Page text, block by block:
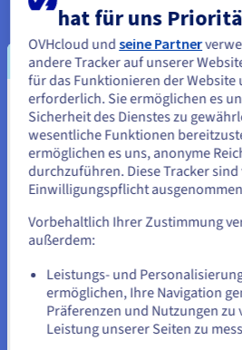
Passender
Nutanix-Umgebung
Für die Verwendung der Nutanix on
das Abonnement eines geeigneten
erforderlich: Business oder
Mit beiden erhalten Sie jederzeit
sieben Tage die Woche und rund um
Störungen (Dringlichkeitsstufe P1)
innerhalb kurzer Zeit eine erste
Außerdem ist es möglich, über diese
zusätzliche Dienste anzufordern
Kostenvoranschlag). Bitte beachten
Leistungen nicht in den Nutanix on
enthalten sind und separat
Sie scheinen sich in
Staaten zu befinden.
Wenn Sie aus Vereinigte Staaten
sich auf der entsprechenden Website
Gehe zur [Website] Webseite
us.ovhcloud.com/hosted-
cloud
Englisch USD - $
oder
hat für uns
OVHcloud undseine Partner
andere Tracker auf unserer
für das Funktionieren der Website
erforderlich. Sie ermöglichen es
Sicherheit des Dienstes zu
wesentliche Funktionen
ermöglichen es uns, anonyme
durchzuführen. Diese Tracker
Einwilligungspflicht
Vorbehaltlich Ihrer Zustimmung
außerdem:
Leistungs- und
ermöglichen, Ihre Navigation
Präferenzen und Nutzungen zu
Leistung unserer Seiten zu